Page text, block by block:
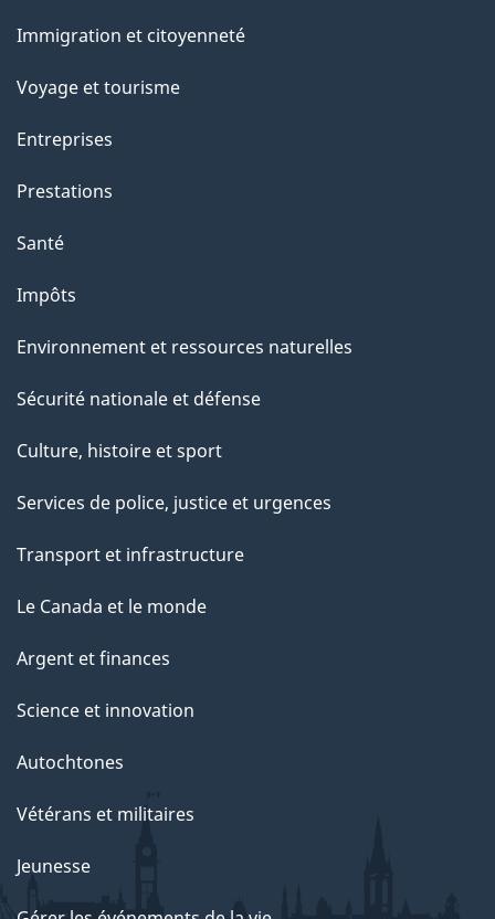
sujets
Immigration et citoyenneté
Voyage et tourisme
Entreprises
Prestations
Santé
Impôts
Environnement et ressources naturelles
Sécurité nationale et défense
Culture, histoire et sport
Services de police, justice et urgences
Transport et infrastructure
Le Canada et le monde
Argent et finances
Science et innovation
Autochtones
Vétérans et militaires
Jeunesse